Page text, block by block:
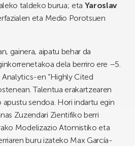
taldeko burua; eta Yaroslav
eta Medio Porotsuen
gainera, aipatu behar da
dela berriro ere –5.
en “Highly Cited
Talentua erakartzearen
sendoa. Hori indartu egin
Zuzendari Zientifiko berri
Modelizazio Atomistiko eta
buru izateko Max García-